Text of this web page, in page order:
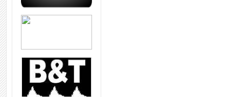
zrozumiale wytłumaczył, na
czym polega mowa zależna
(reported speech) w języku
angielskim
dłużej!